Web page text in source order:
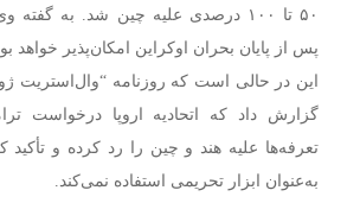
۵۰ تا ۱۰۰ درصدی علیه چین شد. به
پس از پایان بحران اوکراین امکان‌پذیر خواهد
این در حالی است که روزنامه “وال‌استریت
گزارش داد که اتحادیه اروپا درخواست
تعرفه‌ها علیه هند و چین را رد کرده و تأکید
به‌عنوان ابزار تحریمی استفاده نمی‌کند.